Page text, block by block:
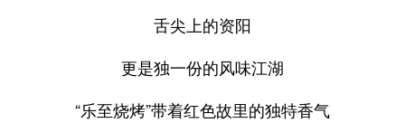
舌尖上的资阳
更是独一份的风味江湖
“乐至烧烤”带着红色故里的独特香气